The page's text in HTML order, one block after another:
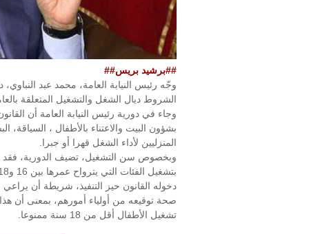
##برشيد بريس##
وجّه رئيس النيابة العامة، محمد عبد النباوي،
الشروط ديال الشغل والتشغيل المتعلقة
وجاء في دورية رئيس النيابة العامة أن
بشؤون البيت والاعتناء بالأطفال ، السياقة،
المنزليين لأداء الشغل قهرا أو جبرا.
دخوله القانون حيز التنفيذ، شريطة أن
تشغيل الأطفال أقل من 18 سنة ممنوعا.